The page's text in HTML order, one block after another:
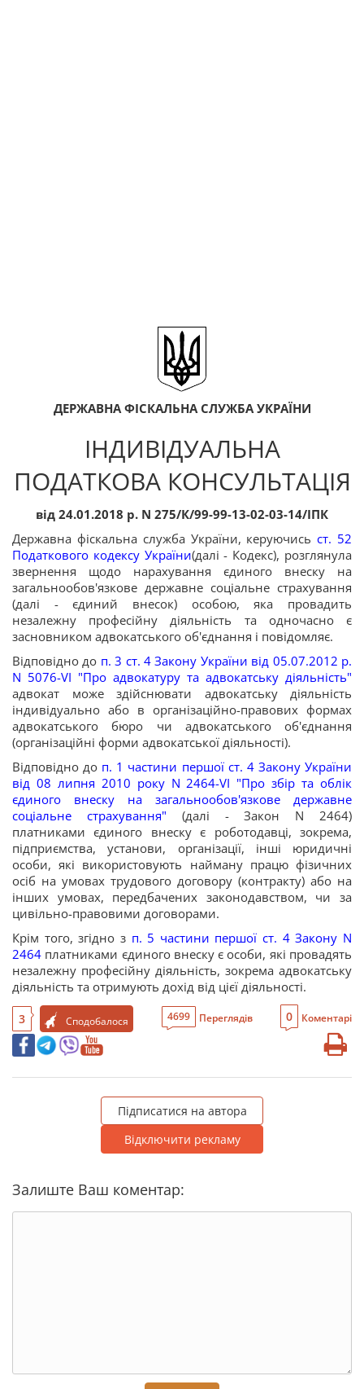
ДЕРЖАВНА ФІСКАЛЬНА СЛУЖБА УКРАЇНИ
ІНДИВІДУАЛЬНА
ПОДАТКОВА КОНСУЛЬТАЦІЯ
від 24.01.2018 р. N 275/К/99-99-13-02-03-14/ІПК
Державна фіскальна служба України, керуючисьст. 52
Податкового кодексу України(далі - Кодекс), розглянула
звернення щодо нарахування єдиного внеску на
загальнообов'язкове державне соціальне страхування
(далі - єдиний внесок) особою, яка провадить
незалежну професійну діяльність та одночасно є
засновником адвокатського об'єднання і повідомляє.
Відповідно до п. 3 ст. 4 Закону України від 05.07.2012 р.
N 5076-VI "Про адвокатуру та адвокатську діяльність"
адвокат може здійснювати адвокатську діяльність
індивідуально або в організаційно-правових формах
адвокатського бюро чи адвокатського об'єднання
(організаційні форми адвокатської діяльності).
Відповідно до п. 1 частини першої ст. 4 Закону України
від 08 липня 2010 року N 2464-VI "Про збір та облік
єдиного внеску на загальнообов'язкове державне
соціальне страхування" (далі - Закон N 2464)
платниками єдиного внеску є роботодавці, зокрема,
підприємства, установи, організації, інші юридичні
особи, які використовують найману працю фізичних
осіб на умовах трудового договору (контракту) або на
інших умовах, передбачених законодавством, чи за
цивільно-правовими договорами.
Крім того, згідно з п. 5 частини першої ст. 4 Закону N
2464 платниками єдиного внеску є особи, які провадять
незалежну професійну діяльність, зокрема адвокатську
діяльність та отримують дохід від цієї діяльності.
3 Сподобалося 4699 Переглядів 0 Коментарі
Підписатися на автора
Відключити рекламу
Залиште Ваш коментар: